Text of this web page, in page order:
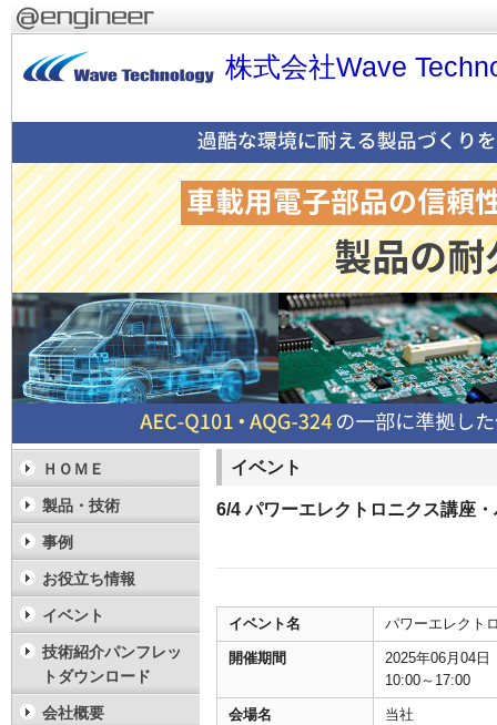
株式会社Wave
イベント
6/4 パワーエレクトロニクス講座
イベント名 パワーエレクト
開催期間
2025年06月04日
10:00～17:00
会場名 当社
ＨＯＭＥ
製品・技術
事例
お役立ち情報
イベント
技術紹介パンフレッ
トダウンロード
会社概要